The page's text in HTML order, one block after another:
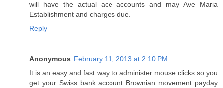
will have the actual ace accounts and may Ave Maria
Establishment and charges due.
Reply
Anonymous February 11, 2013 at 2:10 PM
It is an easy and fast way to administer mouse clicks so you
get your Swiss bank account Brownian movement payday